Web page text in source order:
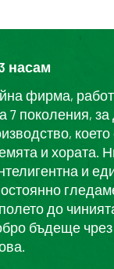
насам
фирма,
7 поколения, за
което
и хората.
и
до
бъдеще